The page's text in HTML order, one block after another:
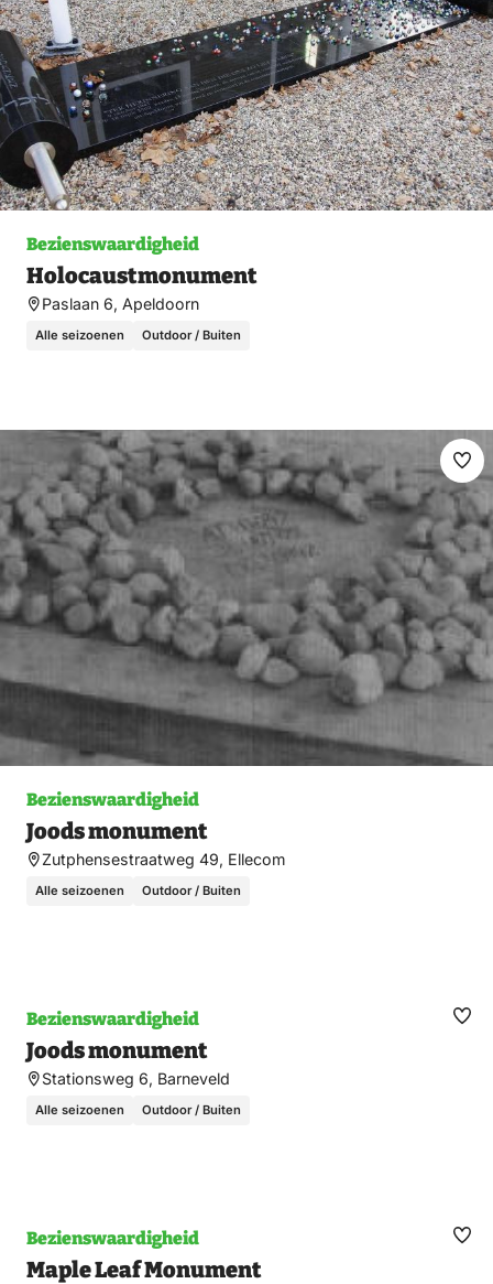
Bezienswaardigheid
Holocaustmonument
Paslaan 6, Apeldoorn
Alle seizoenen Outdoor / Buiten
Bezienswaardigheid
Joods monument
Zutphensestraatweg 49, Ellecom
Alle seizoenen Outdoor / Buiten
Bezienswaardigheid
Joods monument
Stationsweg 6, Barneveld
Alle seizoenen Outdoor / Buiten
Bezienswaardigheid
Maple Leaf Monument